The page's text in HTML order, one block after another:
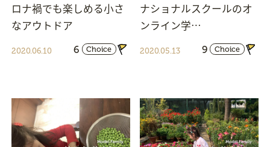
ロナ禍でも楽しめる小さ
なアウトドア
2020.06.10 6 Choice
ナショナルスクールのオ
ンライン学…
2020.05.13 9 Choice